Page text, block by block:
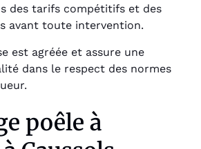
des tarifs compétitifs et des
avant toute intervention.
est agréée et assure une
dans le respect des normes
poêle à